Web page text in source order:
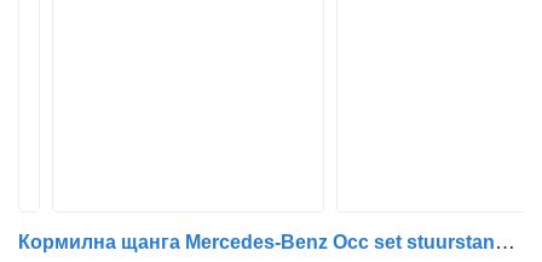
Кормилна щанга Mercedes-Benz Occ set stuurstangen Mercedes A0034603105 за камион